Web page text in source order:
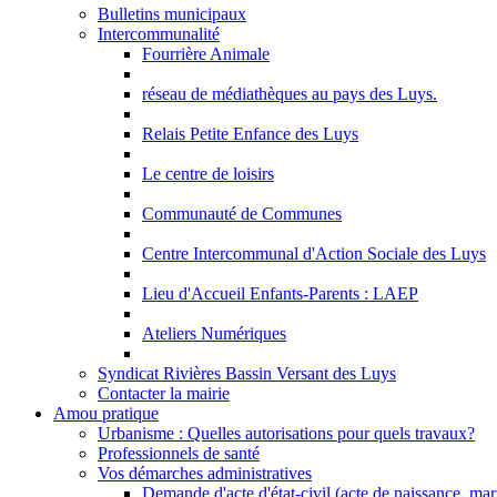
Bulletins municipaux
Intercommunalité
Fourrière Animale
réseau de médiathèques au pays des Luys.
Relais Petite Enfance des Luys
Le centre de loisirs
Communauté de Communes
Centre Intercommunal d'Action Sociale des Luys
Lieu d'Accueil Enfants-Parents : LAEP
Ateliers Numériques
Syndicat Rivières Bassin Versant des Luys
Contacter la mairie
Amou pratique
Urbanisme : Quelles autorisations pour quels travaux?
Professionnels de santé
Vos démarches administratives
Demande d'acte d'état-civil (acte de naissance,